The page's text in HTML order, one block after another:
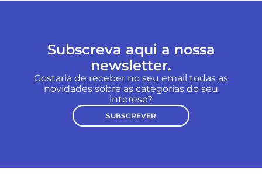
Subscreva aqui a nossa
newsletter.
Gostaria de receber no seu email todas as
novidades sobre as categorias do seu
interese?
SUBSCREVER